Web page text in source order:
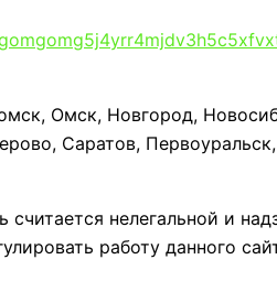
Омск, Новгород,
Саратов,
считается нелегальной и
работу данного